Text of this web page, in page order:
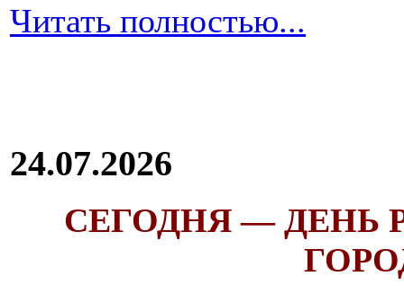
Читать полностью...
24.07.2026
СЕГОДНЯ — ДЕНЬ